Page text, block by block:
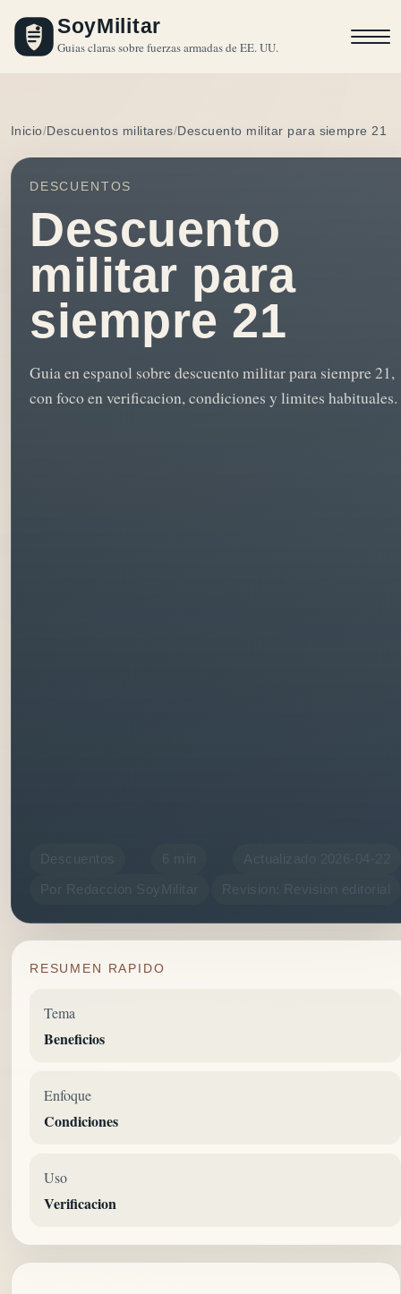
SoyMilitar
Guias claras sobre fuerzas armadas de EE. UU.
Inicio Descuentos militares Descuento militar para siempre 21
DESCUENTOS
Descuento
militar para
siempre 21
Guia en espanol sobre descuento militar para siempre 21,
con foco en verificacion, condiciones y limites habituales.
Descuentos
Por Redaccion SoyMilitar Revision: Revision editorial
RESUMEN RAPIDO
Tema
Beneficios
Enfoque
Condiciones
Uso
Verificacion